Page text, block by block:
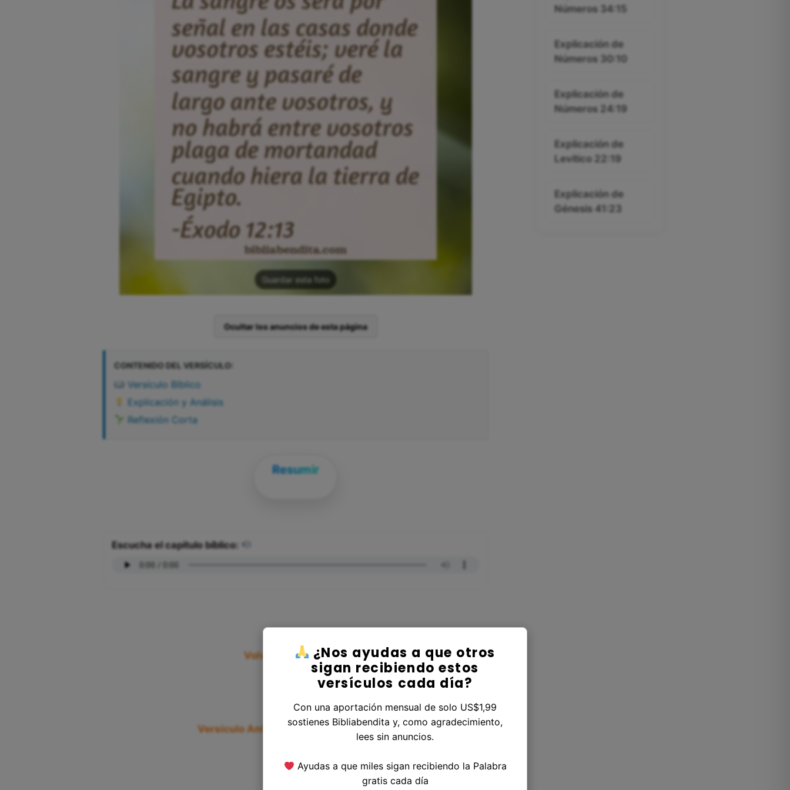
Guardar esta foto
Ocultar los anuncios de esta página
CONTENIDO DEL VERSÍCULO:
Versículo Bíblico
Explicación y Análisis
Reflexión Corta
Resumir
Escucha el capítulo bíblico:
Volver al Libro Éxodo
Versículo Anterior|Versículo Siguiente
Números 34:15
Explicación de
Números 30:10
Explicación de
Números 24:19
Explicación de
Levítico 22:19
Explicación de
Génesis 41:23
¿Nos ayudas a que otros
sigan recibiendo estos
versículos cada día?
Con una aportación mensual de solo US$1,99
sostienes Bibliabendita y, como agradecimiento,
lees sin anuncios.
Ayudas a que miles sigan recibiendo la Palabra
gratis cada día